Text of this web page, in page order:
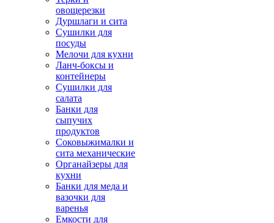
овощерезки
Дуршлаги и сита
Сушилки для
посуды
Мелочи для кухни
Ланч-боксы и
контейнеры
Сушилки для
салата
Банки для
сыпучих
продуктов
Соковыжималки и
сита механические
Органайзеры для
кухни
Банки для меда и
вазочки для
варенья
Емкости для